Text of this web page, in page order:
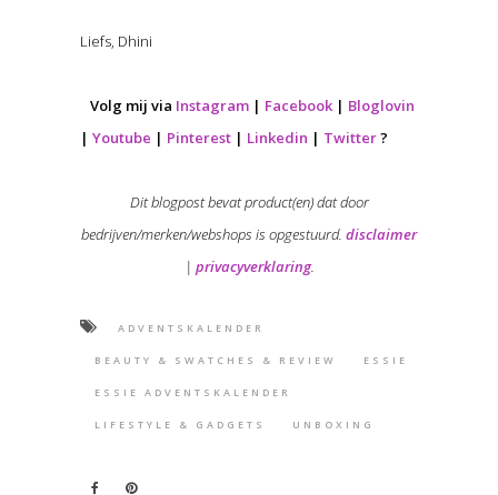
Liefs, Dhini
Volg mij via Instagram| Facebook| Bloglovin
| Youtube | Pinterest| Linkedin | Twitter?
Dit blogpost bevat product(en) dat door
bedrijven/merken/webshops is opgestuurd. disclaimer
| privacyverklaring.
ADVENTSKALENDER
BEAUTY & SWATCHES & REVIEW ESSIE
ESSIE ADVENTSKALENDER
LIFESTYLE & GADGETS UNBOXING